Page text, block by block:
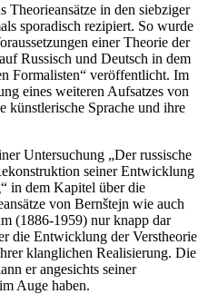
Theorieansätze in den siebziger
sporadisch rezipiert. So wurde
einer Theorie der
Russisch und Deutsch in dem
Formalisten“ veröffentlicht. Im
eines weiteren Aufsatzes von
künstlerische Sprache und ihre
Untersuchung „Der russische
seiner Entwicklung
in dem Kapitel über die
von Bernštejn wie auch
(1886-1959) nur knapp dar
die Entwicklung der Verstheorie
klanglichen Realisierung. Die
er angesichts seiner
Auge haben.